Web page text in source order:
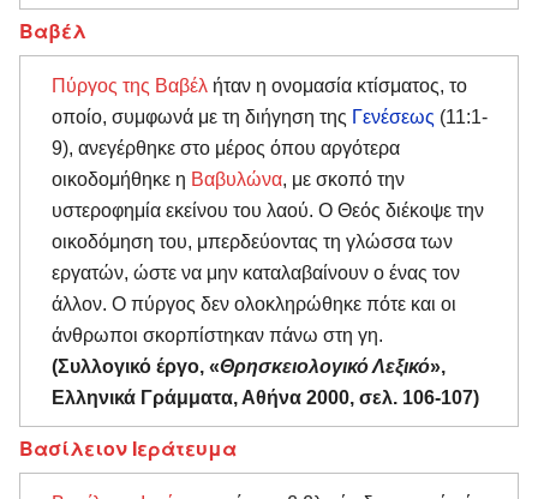
Βαβέλ
Πύργος της Βαβέλ ήταν η ονομασία κτίσματος, το
οποίο, συμφωνά με τη διήγηση της Γενέσεως (11:1-
9), ανεγέρθηκε στο μέρος όπου αργότερα
οικοδομήθηκε η Βαβυλώνα, με σκοπό την
υστεροφημία εκείνου του λαού. Ο Θεός διέκοψε την
οικοδόμηση του, μπερδεύοντας τη γλώσσα των
εργατών, ώστε να μην καταλαβαίνουν ο ένας τον
άλλον. Ο πύργος δεν ολοκληρώθηκε πότε και οι
άνθρωποι σκορπίστηκαν πάνω στη γη.
(Συλλογικό έργο, «Θρησκειολογικό Λεξικό»,
Ελληνικά Γράμματα, Αθήνα 2000, σελ. 106-107)
Βασίλειον Ιεράτευμα